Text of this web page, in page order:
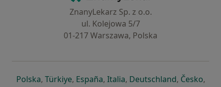
ZnanyLekarz Sp. z o.o.
ul. Kolejowa 5/7
01-217 Warszawa, Polska
Polskase otevře v nové záložce
, Türkiyese otevře v nové záložce
, Españase otevře v nové záložce
, Italiase otevře v nové záložce
, Deutschlandse otevře v
, Českose
,